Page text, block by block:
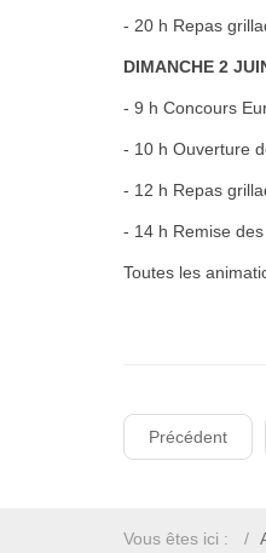
- 20 h Repas
DIMANCHE 2
- 9 h Concours
- 10 h Ouverture
- 12 h Repas
- 14 h Remise
Toutes les
Précédent
Vous êtes ici :